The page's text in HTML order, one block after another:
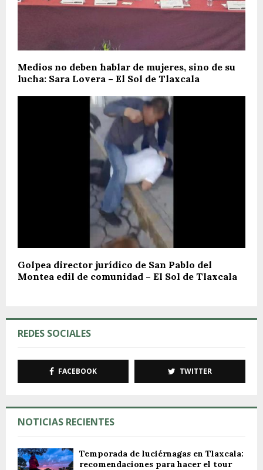
Medios no deben hablar de mujeres, sino de su
lucha: Sara Lovera – El Sol de Tlaxcala
Golpea director jurídico de San Pablo del
Montea edil de comunidad – El Sol de Tlaxcala
REDES SOCIALES
FACEBOOK TWITTER
NOTICIAS RECIENTES
Temporada de luciérnagas en Tlaxcala:
recomendaciones para hacer el tour